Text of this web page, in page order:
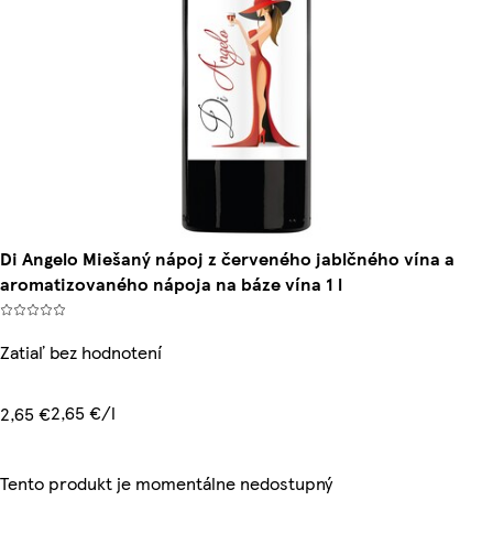
Di Angelo Miešaný nápoj z červeného jablčného vína a
aromatizovaného nápoja na báze vína 1 l
Zatiaľ bez hodnotení
2,65 €2,65 €/l
Tento produkt je momentálne nedostupný